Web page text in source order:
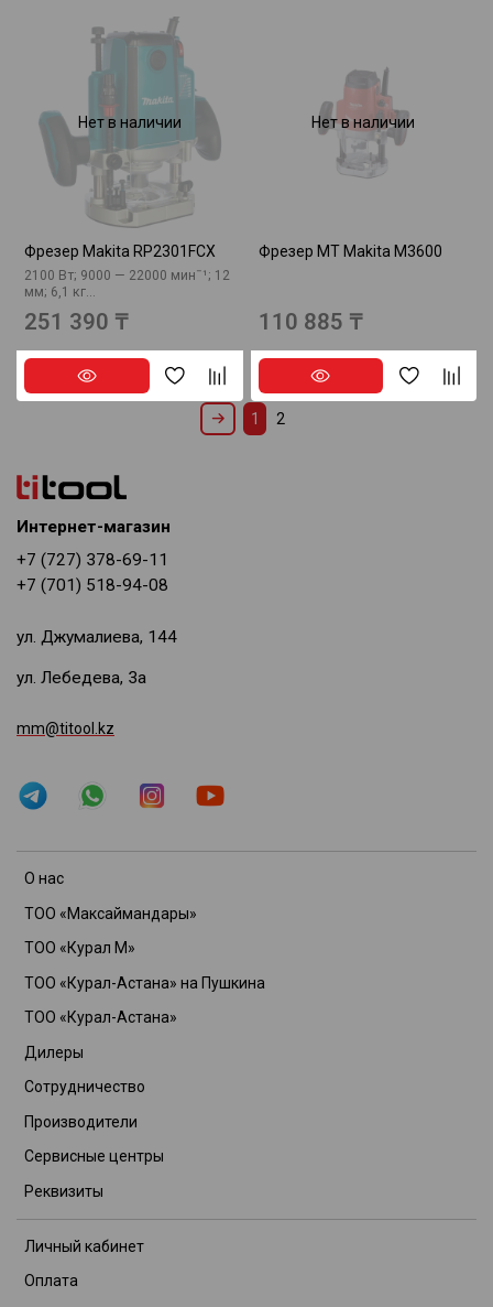
Нет в наличии
Фрезер Makita RP2301FCX
2100 Вт; 9000 — 22000 минˉ¹; 12
мм; 6,1 кг...
251 390 ₸
Нет в наличии
Фрезер MT Makita M3600
110 885 ₸
1 2
О нас
ТОО «Максаймандары»
ТОО «Курал М»
ТОО «Курал-Астана» на Пушкина
ТОО «Курал-Астана»
Дилеры
Сотрудничество
Производители
Сервисные центры
Реквизиты
Личный кабинет
Оплата
Интернет-магазин
+7 (727) 378-69-11
+7 (701) 518-94-08
ул. Джумалиева, 144
ул. Лебедева, 3а
mm@titool.kz